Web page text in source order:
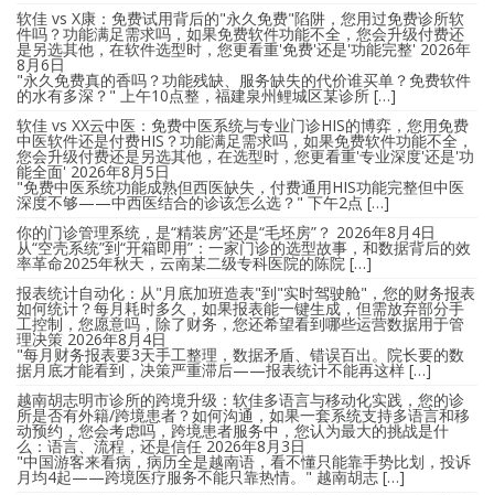
软佳 vs X康：免费试用背后的"永久免费"陷阱，您用过免费诊所软
件吗？功能满足需求吗，如果免费软件功能不全，您会升级付费还
是另选其他，在软件选型时，您更看重'免费'还是'功能完整' 2026年
8月6日
"永久免费真的香吗？功能残缺、服务缺失的代价谁买单？免费软件
的水有多深？" 上午10点整，福建泉州鲤城区某诊所 […]
软佳 vs XX云中医：免费中医系统与专业门诊HIS的博弈，您用免费
中医软件还是付费HIS？功能满足需求吗，如果免费软件功能不全，
您会升级付费还是另选其他，在选型时，您更看重'专业深度'还是'功
能全面' 2026年8月5日
"免费中医系统功能成熟但西医缺失，付费通用HIS功能完整但中医
深度不够——中西医结合的诊该怎么选？" 下午2点 […]
你的门诊管理系统，是“精装房”还是“毛坯房”？ 2026年8月4日
从“空壳系统”到“开箱即用”：一家门诊的选型故事，和数据背后的效
率革命2025年秋天，云南某二级专科医院的陈院 […]
报表统计自动化：从"月底加班造表"到"实时驾驶舱"，您的财务报表
如何统计？每月耗时多久，如果报表能一键生成，但需放弃部分手
工控制，您愿意吗，除了财务，您还希望看到哪些运营数据用于管
理决策 2026年8月4日
"每月财务报表要3天手工整理，数据矛盾、错误百出。院长要的数
据月底才能看到，决策严重滞后——报表统计不能再这样 […]
越南胡志明市诊所的跨境升级：软佳多语言与移动化实践，您的诊
所是否有外籍/跨境患者？如何沟通，如果一套系统支持多语言和移
动预约，您会考虑吗，跨境患者服务中，您认为最大的挑战是什
么：语言、流程，还是信任 2026年8月3日
"中国游客来看病，病历全是越南语，看不懂只能靠手势比划，投诉
月均4起——跨境医疗服务不能只靠热情。" 越南胡志 […]